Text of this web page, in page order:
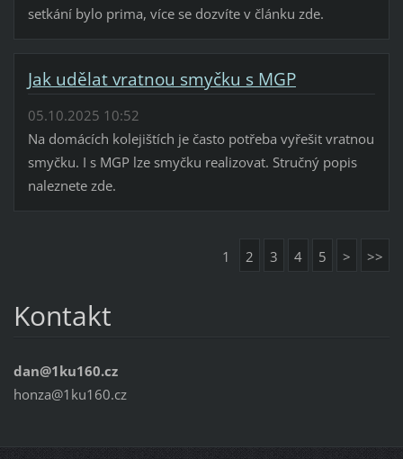
setkání bylo prima, více se dozvíte v článku zde.
Jak udělat vratnou smyčku s MGP
05.10.2025 10:52
Na domácích kolejištích je často potřeba vyřešit vratnou
smyčku. I s MGP lze smyčku realizovat. Stručný popis
naleznete zde.
1 2 3 4 5 > >>
Kontakt
dan@1ku160.cz
honza@1ku160.cz